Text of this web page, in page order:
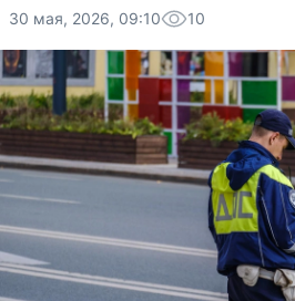
30 мая, 2026, 09:10 10